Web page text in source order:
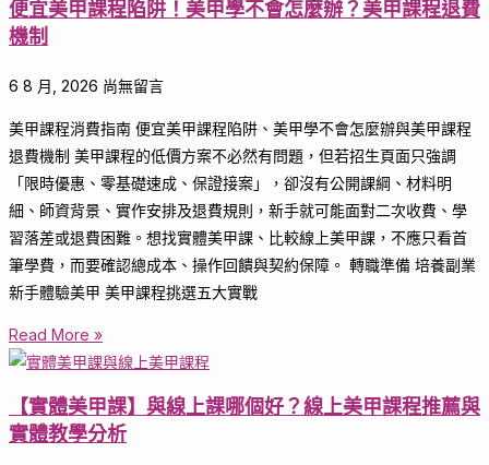
便宜美甲課程陷阱！美甲學不會怎麼辦？美甲課程退費
機制
6 8 月, 2026 尚無留言
美甲課程消費指南 便宜美甲課程陷阱、美甲學不會怎麼辦與美甲課程
退費機制 美甲課程的低價方案不必然有問題，但若招生頁面只強調
「限時優惠、零基礎速成、保證接案」，卻沒有公開課綱、材料明
細、師資背景、實作安排及退費規則，新手就可能面對二次收費、學
習落差或退費困難。想找實體美甲課、比較線上美甲課，不應只看首
筆學費，而要確認總成本、操作回饋與契約保障。 轉職準備 培養副業
新手體驗美甲 美甲課程挑選五大實戰
Read More »
【實體美甲課】與線上課哪個好？線上美甲課程推薦與
實體教學分析